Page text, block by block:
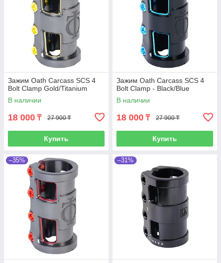
Зажим Oath Carcass SCS 4
Bolt Clamp Gold/Titanium
В наличии
18 000 ₸ 27 900 ₸
Купить
Зажим Oath Carcass SCS 4
Bolt Clamp - Black/Blue
В наличии
18 000 ₸ 27 900 ₸
Купить
–35% –31%